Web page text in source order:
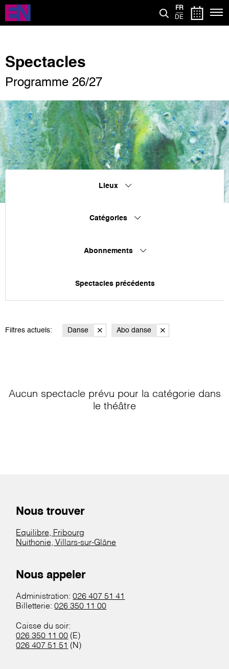
Aller
contenu
FR
DE
Spectacles
Programme 26/27
Lieux
Catégories
Abonnements
Spectacles précédents
Filtres actuels: Danse Abo danse
Aucun spectacle prévu pour la catégorie dans
le théâtre
Nous trouver
Equilibre, Fribourg
Nuithonie, Villars-sur-Glâne
Nous appeler
Administration:026 407 51 41
Billetterie:026 350 11 00
Caisse du soir:
026 350 11 00 (E)
026 407 51 51 (N)